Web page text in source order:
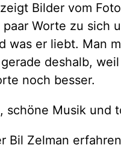
Bilder vom
Worte zu sich
was er liebt. Man
deshalb,
noch besser.
schöne Musik und
Bil Zelman